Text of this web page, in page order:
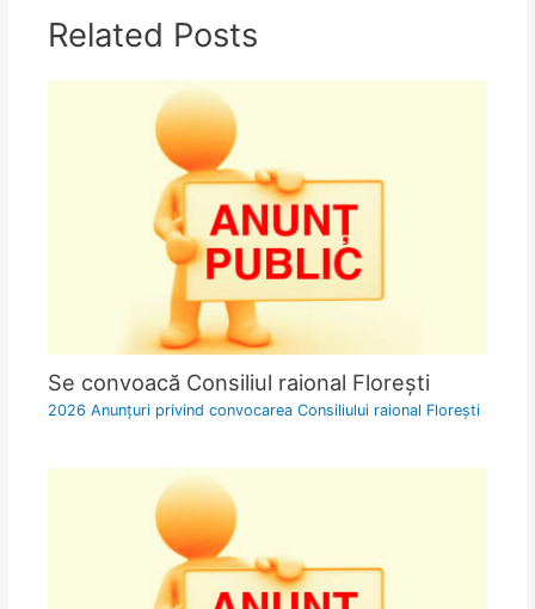
Related Posts
Se convoacă Consiliul raional Florești
2026 Anunțuri privind convocarea Consiliului raional Florești